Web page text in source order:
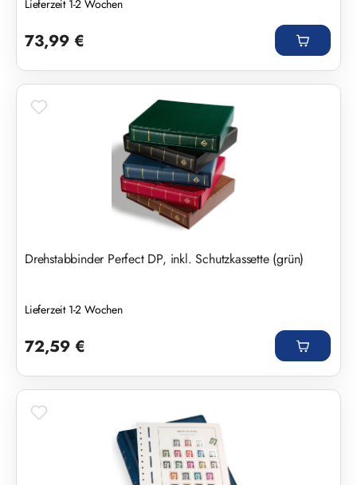
Lieferzeit 1-2 Wochen
73,99 €
Drehstabbinder Perfect DP, inkl. Schutzkassette (grün)
Lieferzeit 1-2 Wochen
72,59 €